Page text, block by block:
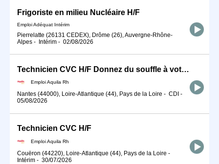
Frigoriste en milieu Nucléaire H/F
Emploi Adéquat Intérim
Pierrelatte (26131 CEDEX), Drôme (26), Auvergne-Rhône-
Alpes - Intérim - 02/08/2026
Technicien CVC H/F Donnez du souffle à votre carrière
Emploi Aquila Rh
Nantes (44000), Loire-Atlantique (44), Pays de la Loire - CDI -
05/08/2026
Technicien CVC H/F
Emploi Aquila Rh
Couëron (44220), Loire-Atlantique (44), Pays de la Loire -
Intérim - 30/07/2026